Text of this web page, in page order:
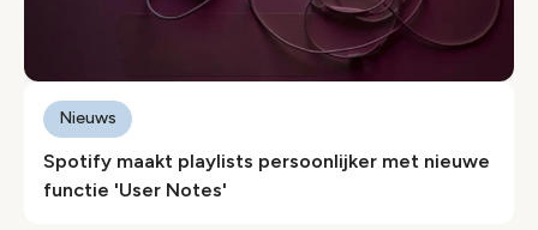
Spotify maakt playlists persoonlijker met nieuwe
functie 'User Notes'
Nieuws